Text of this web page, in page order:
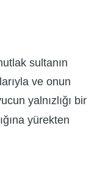
sultanın
ve onun
yalnızlığı bir
yürekten